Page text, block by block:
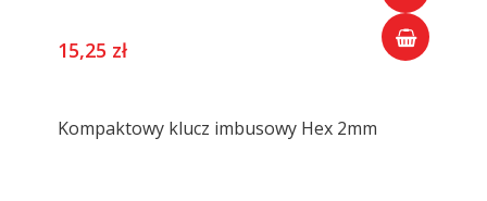
15,25 zł
Kompaktowy klucz imbusowy Hex 2mm